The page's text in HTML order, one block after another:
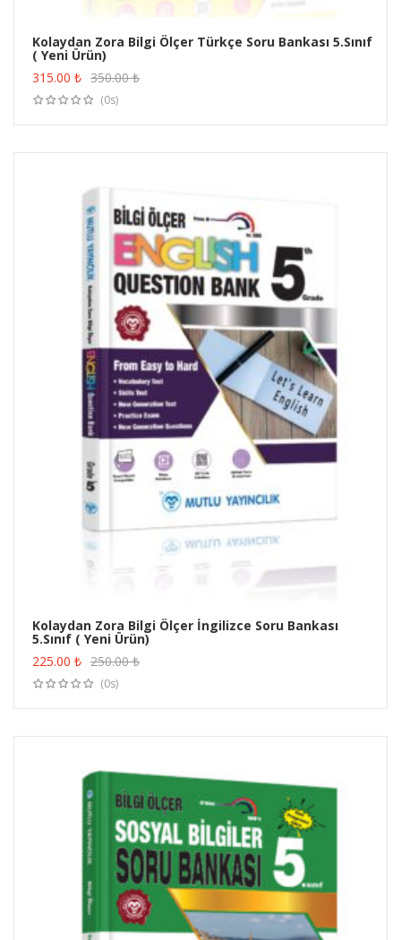
Kolaydan Zora Bilgi Ölçer Türkçe Soru Bankası 5.Sınıf
( Yeni Ürün)
315.00 ₺ 350.00₺
(0s)
Kolaydan Zora Bilgi Ölçer İngilizce Soru Bankası
5.Sınıf ( Yeni Ürün)
225.00 ₺ 250.00₺
(0s)